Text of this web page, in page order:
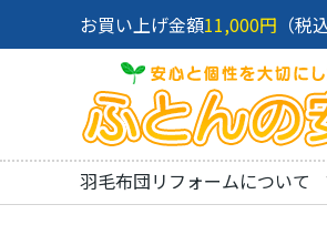
お買い上げ金額11,000円 （税
羽毛布団リフォームについて